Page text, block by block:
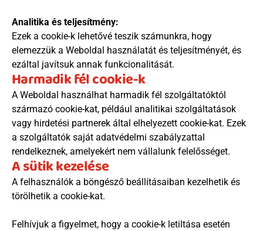
Analitika és teljesítmény:
Ezek a cookie-k lehetővé teszik számunkra, hogy
elemezzük a Weboldal használatát és teljesítményét, és
ezáltal javítsuk annak funkcionalitását.
Harmadik fél cookie-k
A Weboldal használhat harmadik fél szolgáltatóktól
származó cookie-kat, például analitikai szolgáltatások
vagy hirdetési partnerek által elhelyezett cookie-kat. Ezek
a szolgáltatók saját adatvédelmi szabályzattal
rendelkeznek, amelyekért nem vállalunk felelősséget.
A sütik kezelése
A felhasználók a böngésző beállításaiban kezelhetik és
törölhetik a cookie-kat.
Felhívjuk a figyelmet, hogy a cookie-k letiltása esetén